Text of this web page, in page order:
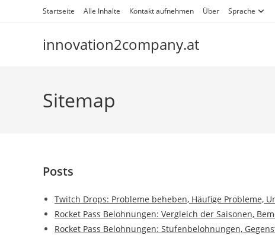
Startseite Alle Inhalte Kontakt aufnehmen Über Sprache
innovation2company.at
Sitemap
Posts
Twitch Drops: Probleme beheben, Häufige Probleme,
Rocket Pass Belohnungen: Vergleich der Saisonen,
Rocket Pass Belohnungen: Stufenbelohnungen,